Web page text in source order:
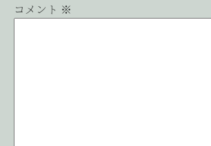
コメント ※